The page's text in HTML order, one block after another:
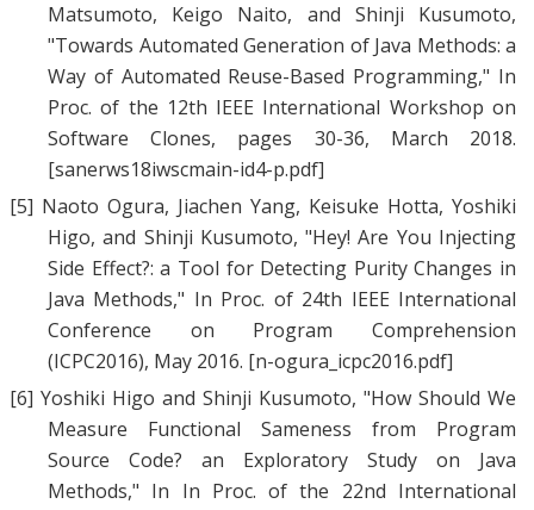
Matsumoto, Keigo Naito, and Shinji Kusumoto,
"Towards Automated Generation of Java Methods: a
Way of Automated Reuse-Based Programming," In
Proc. of the 12th IEEE International Workshop on
Software Clones, pages 30-36, March 2018.
[sanerws18iwscmain-id4-p.pdf]
[5] Naoto Ogura, Jiachen Yang, Keisuke Hotta, Yoshiki
Higo, and Shinji Kusumoto, "Hey! Are You Injecting
Side Effect?: a Tool for Detecting Purity Changes in
Java Methods," In Proc. of 24th IEEE International
Conference on Program Comprehension
(ICPC2016), May 2016. [n-ogura_icpc2016.pdf]
[6] Yoshiki Higo and Shinji Kusumoto, "How Should We
Measure Functional Sameness from Program
Source Code? an Exploratory Study on Java
Methods," In In Proc. of the 22nd International